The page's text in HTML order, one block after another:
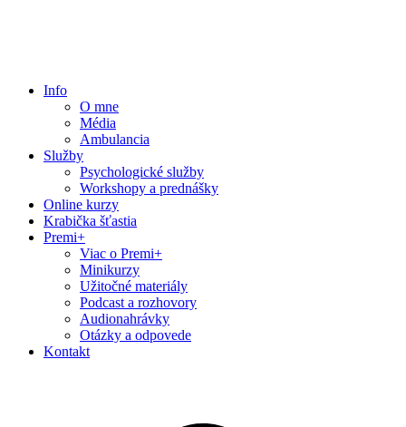
Info
O mne
Média
Ambulancia
Služby
Psychologické služby
Workshopy a prednášky
Online kurzy
Krabička šťastia
Premi+
Viac o Premi+
Minikurzy
Užitočné materiály
Podcast a rozhovory
Audionahrávky
Otázky a odpovede
Kontakt